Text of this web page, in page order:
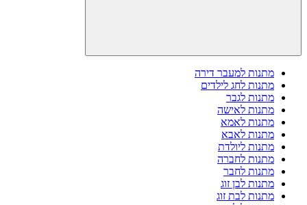
מתנות למעבר דירה
מתנות לחג לילדים
מתנות לגבר
מתנות לאישה
מתנות לאמא
מתנות לאבא
מתנות ליולדת
מתנות לחברה
מתנות לחבר
מתנות לבן זוג
מתנות לבת זוג